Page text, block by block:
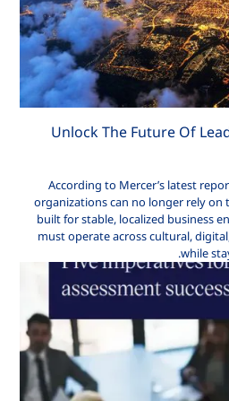
Unlock The Future Of
According to Mercer’s latest
organizations can no longer rely
built for stable, localized business
must operate across cultural,
while